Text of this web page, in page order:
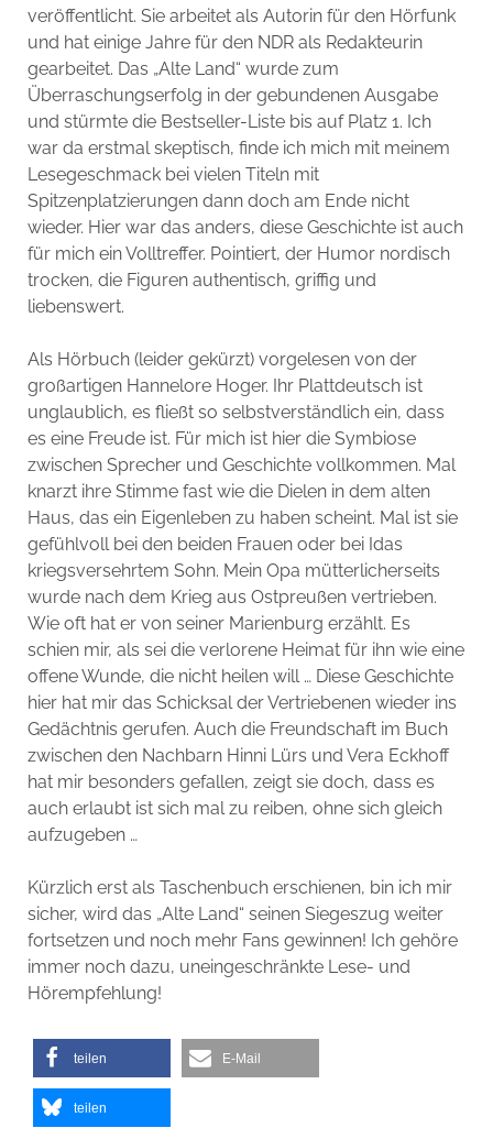
veröffentlicht. Sie arbeitet als Autorin für den Hörfunk
und hat einige Jahre für den NDR als Redakteurin
gearbeitet. Das „Alte Land“ wurde zum
Überraschungserfolg in der gebundenen Ausgabe
und stürmte die Bestseller-Liste bis auf Platz 1. Ich
war da erstmal skeptisch, finde ich mich mit meinem
Lesegeschmack bei vielen Titeln mit
Spitzenplatzierungen dann doch am Ende nicht
wieder. Hier war das anders, diese Geschichte ist auch
für mich ein Volltreffer. Pointiert, der Humor nordisch
trocken, die Figuren authentisch, griffig und
liebenswert.
Als Hörbuch (leider gekürzt) vorgelesen von der
großartigen Hannelore Hoger. Ihr Plattdeutsch ist
unglaublich, es fließt so selbstverständlich ein, dass
es eine Freude ist. Für mich ist hier die Symbiose
zwischen Sprecher und Geschichte vollkommen. Mal
knarzt ihre Stimme fast wie die Dielen in dem alten
Haus, das ein Eigenleben zu haben scheint. Mal ist sie
gefühlvoll bei den beiden Frauen oder bei Idas
kriegsversehrtem Sohn. Mein Opa mütterlicherseits
wurde nach dem Krieg aus Ostpreußen vertrieben.
Wie oft hat er von seiner Marienburg erzählt. Es
schien mir, als sei die verlorene Heimat für ihn wie eine
offene Wunde, die nicht heilen will … Diese Geschichte
hier hat mir das Schicksal der Vertriebenen wieder ins
Gedächtnis gerufen. Auch die Freundschaft im Buch
zwischen den Nachbarn Hinni Lürs und Vera Eckhoff
hat mir besonders gefallen, zeigt sie doch, dass es
auch erlaubt ist sich mal zu reiben, ohne sich gleich
aufzugeben …
Kürzlich erst als Taschenbuch erschienen, bin ich mir
sicher, wird das „Alte Land“ seinen Siegeszug weiter
fortsetzen und noch mehr Fans gewinnen! Ich gehöre
immer noch dazu, uneingeschränkte Lese- und
Hörempfehlung!
teilen E-Mail
teilen